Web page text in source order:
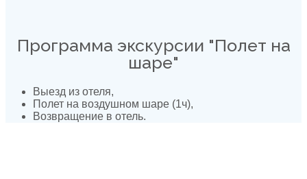
Программа экскурсии "Полет на
шаре"
Выезд из отеля,
Полет на воздушном шаре (1ч),
Возвращение в отель.